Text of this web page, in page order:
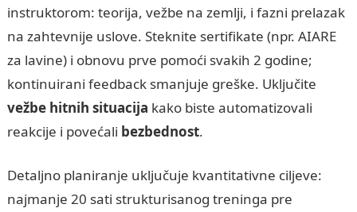
instruktorom: teorija, vežbe na zemlji, i fazni prelazak
na zahtevnije uslove. Steknite sertifikate (npr. AIARE
za lavine) i obnovu prve pomoći svakih 2 godine;
kontinuirani feedback smanjuje greške. Uključite
vežbe hitnih situacija kako biste automatizovali
reakcije i povećali bezbednost.
Detaljno planiranje uključuje kvantitativne ciljeve:
najmanje 20 sati strukturisanog treninga pre